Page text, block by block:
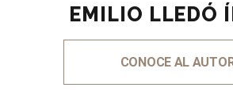
EMILIO LLEDÓ
CONOCE AL